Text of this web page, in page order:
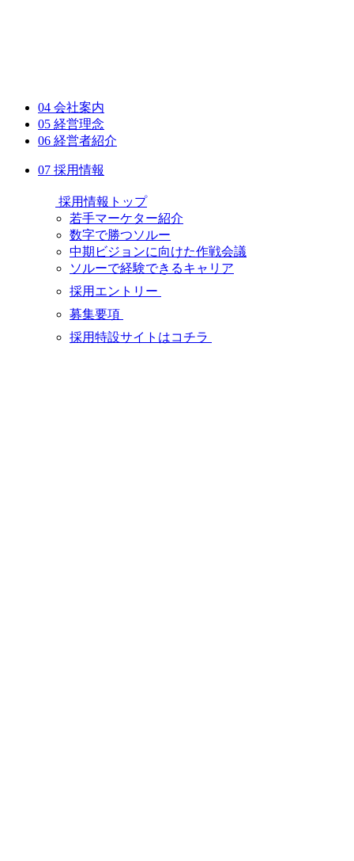
04 会社案内
05 経営理念
06 経営者紹介
07 採用情報
採用情報トップ
若手マーケター紹介
数字で勝つソルー
中期ビジョンに向けた作戦会議
ソルーで経験できるキャリア
採用エントリー
募集要項
採用特設サイトはコチラ